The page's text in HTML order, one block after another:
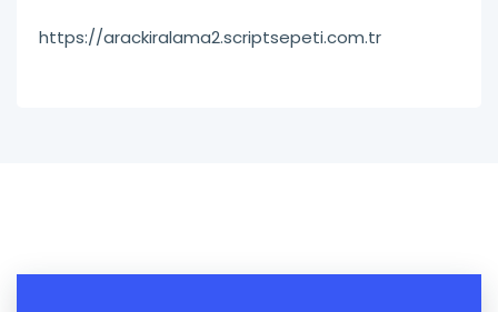
https://arackiralama2.scriptsepeti.com.tr